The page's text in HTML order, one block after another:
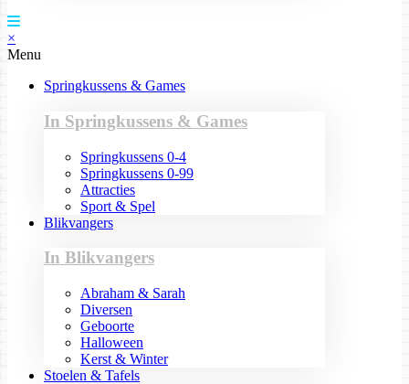
×
Menu
Springkussens & Games
In Springkussens & Games
Springkussens 0-4
Springkussens 0-99
Attracties
Sport & Spel
Blikvangers
In Blikvangers
Abraham & Sarah
Diversen
Geboorte
Halloween
Kerst & Winter
Stoelen & Tafels